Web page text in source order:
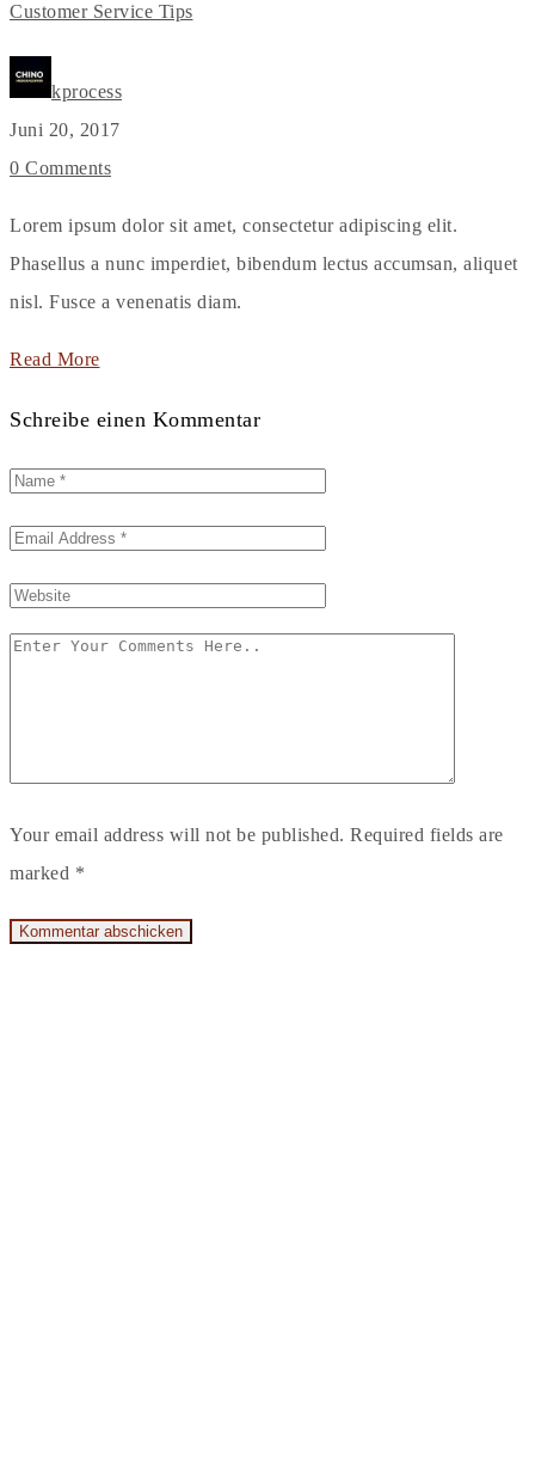
Customer Service Tips
kprocess
Juni 20, 2017
0 Comments
Lorem ipsum dolor sit amet, consectetur adipiscing elit.
Phasellus a nunc imperdiet, bibendum lectus accumsan, aliquet
nisl. Fusce a venenatis diam.
Read More
Schreibe einen Kommentar
Your email address will not be published. Required fields are
marked *